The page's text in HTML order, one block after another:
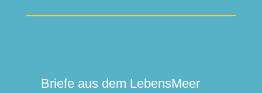
Briefe aus dem LebensMeer